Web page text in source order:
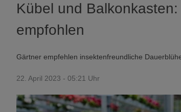
Kübel und
empfohlen
Gärtner empfehlen insektenfreundliche
22. April 2023 - 05:21 Uhr